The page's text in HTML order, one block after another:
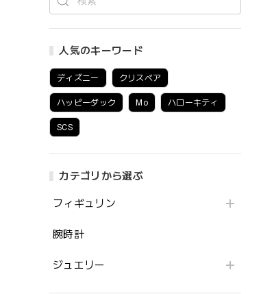
人気のキーワード
ディズニー クリスベア
ハッピーダック Mo ハローキティ
SCS
カテゴリから選ぶ
フィギュリン
腕時計
ジュエリー